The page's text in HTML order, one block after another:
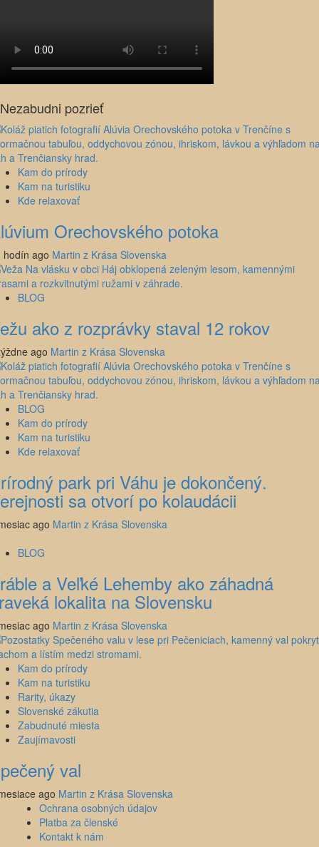
Nezabudni pozrieť
Kam do prírody
Kam na turistiku
Kde relaxovať
Orechovského potoka
hodín ago Martin z Krása Slovenska
BLOG
ako z rozprávky staval 12 rokov
ago Martin z Krása Slovenska
BLOG
Kam do prírody
Kam na turistiku
Kde relaxovať
park pri Váhu je dokončený.
sa otvorí po kolaudácii
ago Martin z Krása Slovenska
BLOG
a Veľké Lehemby ako záhadná
lokalita na Slovensku
ago Martin z Krása Slovenska
Kam do prírody
Kam na turistiku
Rarity, úkazy
Slovenské zákutia
Zabudnuté miesta
Zaujímavosti
val
ago Martin z Krása Slovenska
Ochrana osobných údajov
Platba za členské
Kontakt k nám